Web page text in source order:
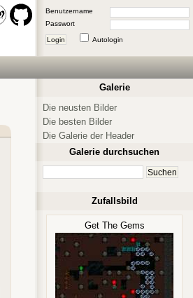
Benutzername
Passwort
Login Autologin
Galerie
Die neusten Bilder
Die besten Bilder
Die Galerie der Header
Galerie durchsuchen
Zufallsbild
Get The Gems